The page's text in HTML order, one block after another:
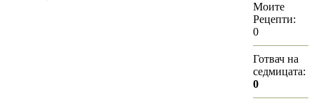
Моите
Рецепти:
0
Готвач на
седмицата:
0